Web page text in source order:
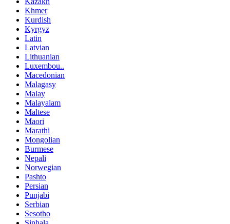
Khmer
Kurdish
Kyrgyz
Latin
Latvian
Lithuanian
Luxembou..
Macedonian
Malagasy
Malay
Malayalam
Maltese
Maori
Marathi
Mongolian
Burmese
Nepali
Norwegian
Pashto
Persian
Punjabi
Serbian
Sesotho